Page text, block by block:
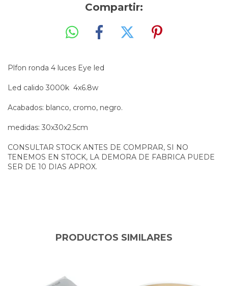
Compartir:
Plfon ronda 4 luces Eye led
Led calido 3000k 4x6.8w
Acabados: blanco, cromo, negro.
medidas: 30x30x2.5cm
CONSULTAR STOCK ANTES DE COMPRAR, SI NO
TENEMOS EN STOCK, LA DEMORA DE FABRICA PUEDE
SER DE 10 DIAS APROX.
PRODUCTOS SIMILARES